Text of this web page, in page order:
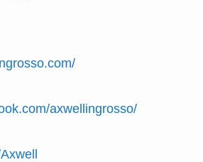
axwellingrosso/